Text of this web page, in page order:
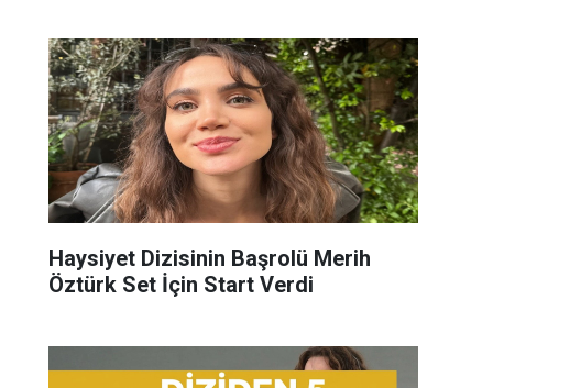
Haysiyet Dizisinin Başrolü Merih
Öztürk Set İçin Start Verdi